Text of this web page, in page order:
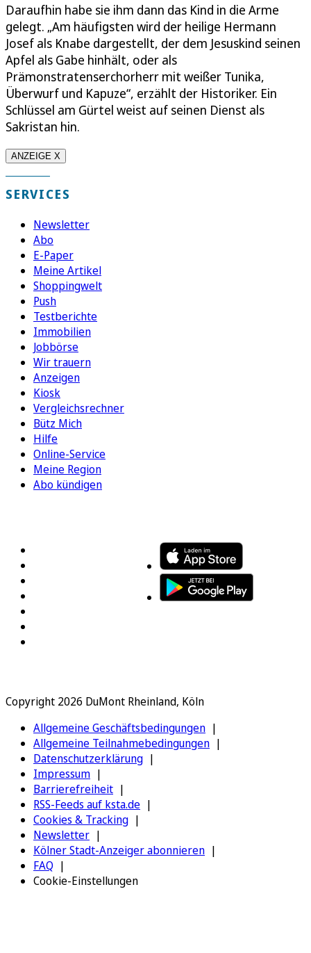
Daraufhin habe sie ihm dann das Kind in die Arme
gelegt. „Am häufigsten wird der heilige Hermann
Josef als Knabe dargestellt, der dem Jesuskind seinen
Apfel als Gabe hinhält, oder als
Prämonstratenserchorherr mit weißer Tunika,
Überwurf und Kapuze“, erzählt der Historiker. Ein
Schlüssel am Gürtel weist auf seinen Dienst als
Sakristan hin.
ANZEIGE X
SERVICES
Newsletter
Abo
E-Paper
Meine Artikel
Shoppingwelt
Push
Testberichte
Immobilien
Jobbörse
Wir trauern
Anzeigen
Kiosk
Vergleichsrechner
Bütz Mich
Hilfe
Online-Service
Meine Region
Abo kündigen
Copyright 2026 DuMont Rheinland, Köln
Allgemeine Geschäftsbedingungen
Allgemeine Teilnahmebedingungen
Datenschutzerklärung
Impressum
Barrierefreiheit
RSS-Feeds auf ksta.de
Cookies & Tracking
Newsletter
Kölner Stadt-Anzeiger abonnieren
FAQ
Cookie-Einstellungen